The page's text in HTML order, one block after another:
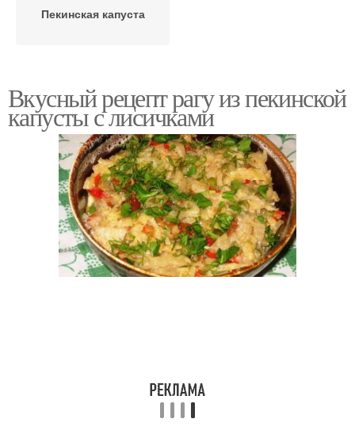
Пекинская капуста
Вкусный рецепт рагу из пекинской
капусты с лисичками